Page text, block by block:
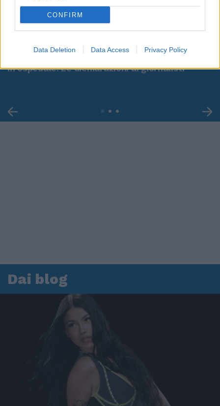
CONFIRM
Data Deletion Data Access Privacy Policy
00:00 01:16
in ospedale. Le dichiarazioni ai giornalisti
Dai blog